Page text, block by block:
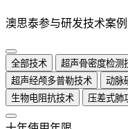
澳思泰参与研发技术案例
全部技术 超声骨密度检测
超声经颅多普勒技术
动脉
生物电阻抗技术
压差式肺